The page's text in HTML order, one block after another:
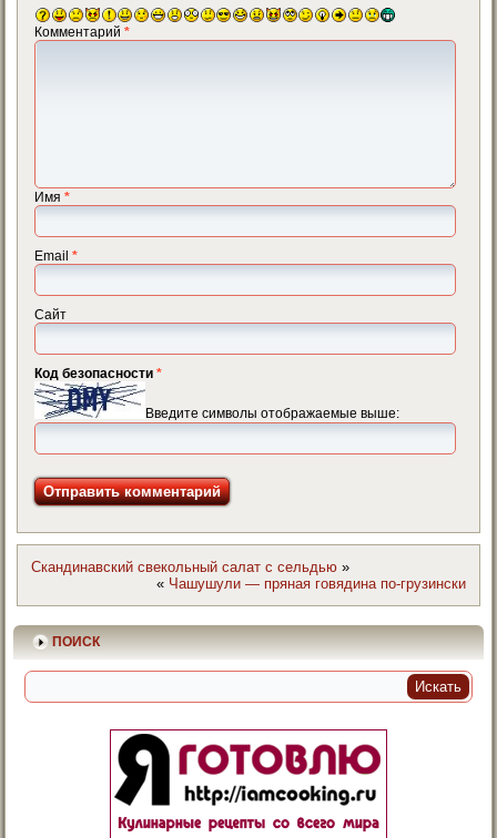
Комментарий*
Имя*
Email*
Сайт
Код безопасности*
Введите символы отображаемые выше:
Скандинавский свекольный салат с сельдью »
« Чашушули — пряная говядина по-грузински
ПОИСК